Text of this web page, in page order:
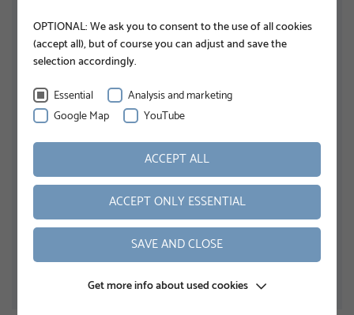
OPTIONAL: We ask you to consent to the use of all cookies
(accept all), but of course you can adjust and save the
selection accordingly.
Essential
Analysis and marketing
Google Map
YouTube
ACCEPT ALL
ACCEPT ONLY ESSENTIAL
SAVE AND CLOSE
Get more info about used cookies